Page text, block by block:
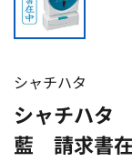
シャチハタ
シャチハタ
藍 請求書